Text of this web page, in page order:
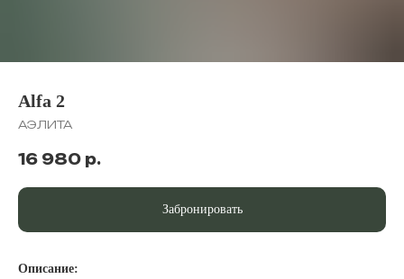
Alfa 2
АЭЛИТА
16 980 р.
Забронировать
Описание: